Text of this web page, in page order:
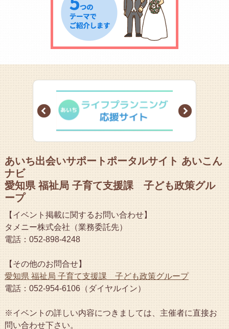
Prev Next
あいち出会いサポートポータルサイト あいこん
ナビ
愛知県 福祉局 子育て支援課 子ども政策グル
ープ
【イベント掲載に関するお問い合わせ】
タメニー株式会社（業務委託先）
電話：052-898-4248
【その他のお問合せ】
愛知県 福祉局 子育て支援課 子ども政策グループ
電話：052-954-6106（ダイヤルイン）
※イベントの詳しい内容につきましては、主催者に直接お
問い合わせ下さい。